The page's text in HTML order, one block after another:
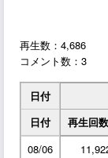
再生数：4,686
コメント数：3
日付
日付
再生回数
08/06